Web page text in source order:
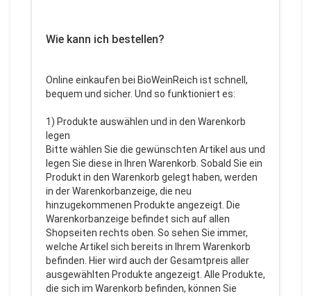
Wie kann ich bestellen?
Online einkaufen bei BioWeinReich ist schnell,
bequem und sicher. Und so funktioniert es:
1) Produkte auswählen und in den Warenkorb
legen
Bitte wählen Sie die gewünschten Artikel aus und
legen Sie diese in Ihren Warenkorb. Sobald Sie ein
Produkt in den Warenkorb gelegt haben, werden
in der Warenkorbanzeige, die neu
hinzugekommenen Produkte angezeigt. Die
Warenkorbanzeige befindet sich auf allen
Shopseiten rechts oben. So sehen Sie immer,
welche Artikel sich bereits in Ihrem Warenkorb
befinden. Hier wird auch der Gesamtpreis aller
ausgewählten Produkte angezeigt. Alle Produkte,
die sich im Warenkorb befinden, können Sie